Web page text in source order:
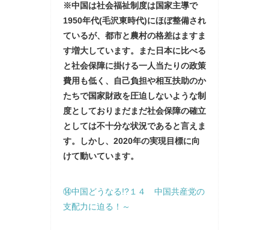
※中国は社会福祉制度は国家主導で
1950年代(毛沢東時代)にほぼ整備され
ているが、都市と農村の格差はますま
す増大しています。また日本に比べる
と社会保障に掛ける一人当たりの政策
費用も低く、自己負担や相互扶助のか
たちで国家財政を圧迫しないような制
度としておりまだまだ社会保障の確立
としては不十分な状況であると言えま
す。しかし、2020年の実現目標に向
けて動いています。
⑭中国どうなる!?１４ 中国共産党の
支配力に迫る！～